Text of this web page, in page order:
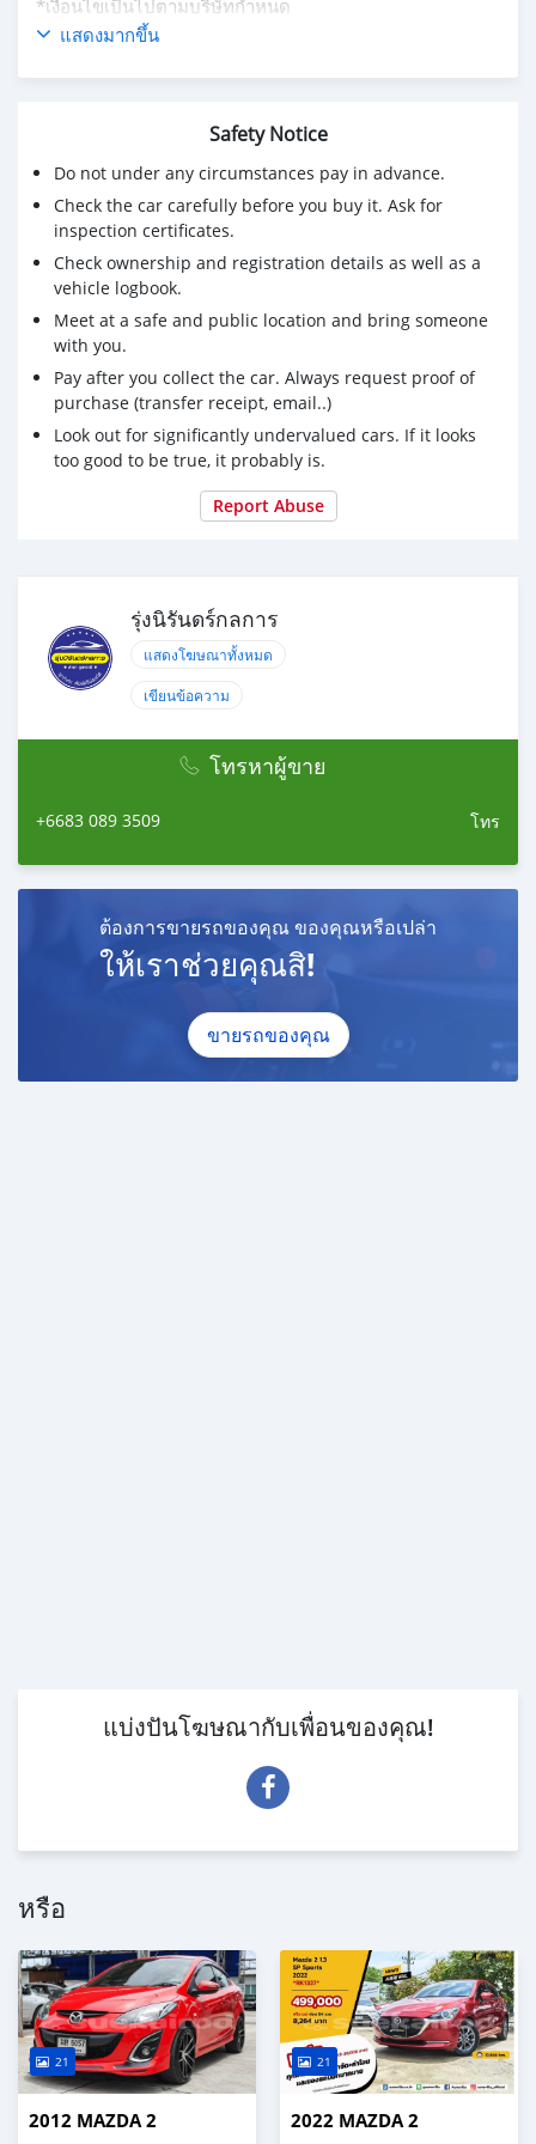
*เงื่อนไขเป็นไปตามบริษัทกำหนด
‼️คุ้มกว่านี้ไม่มีอีกแล้ว
✔️เรามีธนาคารรองรับมากมาย และมีเงื่อนไขที่ดีที่สุดสำหรับ
แสดงมากขึ้น
Safety Notice
Do not under any circumstances pay in advance.
Check the car carefully before you buy it. Ask for
inspection certificates.
Check ownership and registration details as well as a
vehicle logbook.
Meet at a safe and public location and bring someone
with you.
Pay after you collect the car. Always request proof of
purchase (transfer receipt, email..)
Look out for significantly undervalued cars. If it looks
too good to be true, it probably is.
Report Abuse
รุ่งนิรันดร์กลการ
แสดงโฆษณาทั้งหมด
เขียนข้อความ
โทรหาผู้ขาย
+6683 089 3509 โทร
ต้องการขายรถของคุณ ของคุณหรือเปล่า
ให้เราช่วยคุณสิ!
ขายรถของคุณ
แบ่งปันโฆษณากับเพื่อนของคุณ!
หรือ
21
2012 MAZDA 2
21
2022 MAZDA 2